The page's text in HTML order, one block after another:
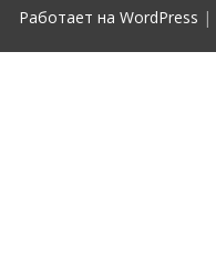
Работает на WordPress |